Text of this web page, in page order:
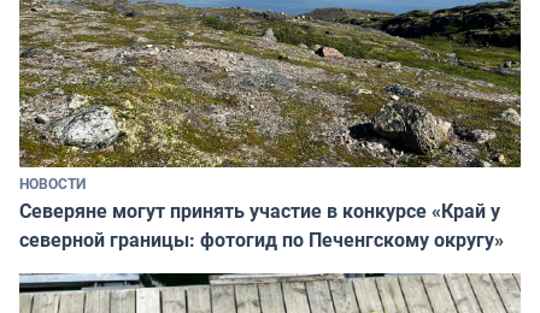
НОВОСТИ
Северяне могут принять участие в конкурсе «Край у
северной границы: фотогид по Печенгскому округу»